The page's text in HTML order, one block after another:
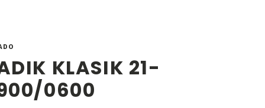
KLASIK 21-
0600